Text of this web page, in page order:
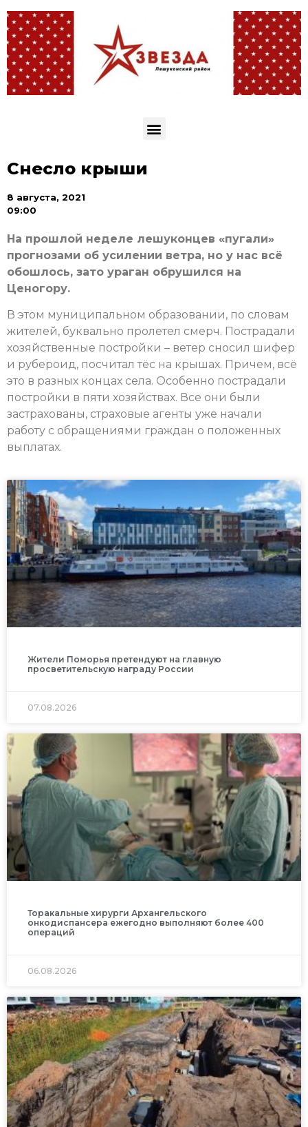
Снесло крыши
8 августа, 2021
09:00
На прошлой неделе лешуконцев «пугали»
прогнозами об усилении ветра, но у нас всё
обошлось, зато ураган обрушился на
Ценогору.
В этом муниципальном образовании, по словам
жителей, буквально пролетел смерч. Пострадали
хозяйственные постройки – ветер сносил шифер
и рубероид, посчитал тёс на крышах. Причем, всё
это в разных концах села. Особенно пострадали
постройки в пяти хозяйствах. Все они были
застрахованы, страховые агенты уже начали
работу с обращениями граждан о положенных
выплатах.
Жители Поморья претендуют на главную
просветительскую награду России
07.08.2026
Торакальные хирурги Архангельского
онкодиспансера ежегодно выполняют более 400
операций
06.08.2026